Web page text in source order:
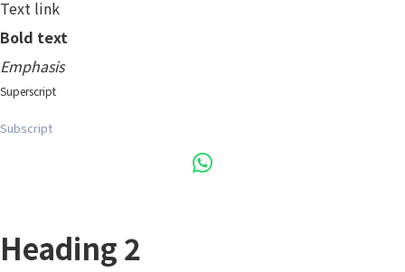
Text link
Bold text
Emphasis
Superscript
Subscript
Heading 2